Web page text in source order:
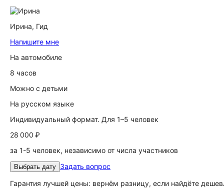
Ирина, Гид
Напишите мне
На автомобиле
8 часов
Можно с детьми
На русском языке
Индивидуальный формат. Для 1–5 человек
28 000 ₽
за 1-5 человек, независимо от числа участников
Выбрать дату Задать вопрос
Гарантия лучшей цены: вернём разницу, если найдёте